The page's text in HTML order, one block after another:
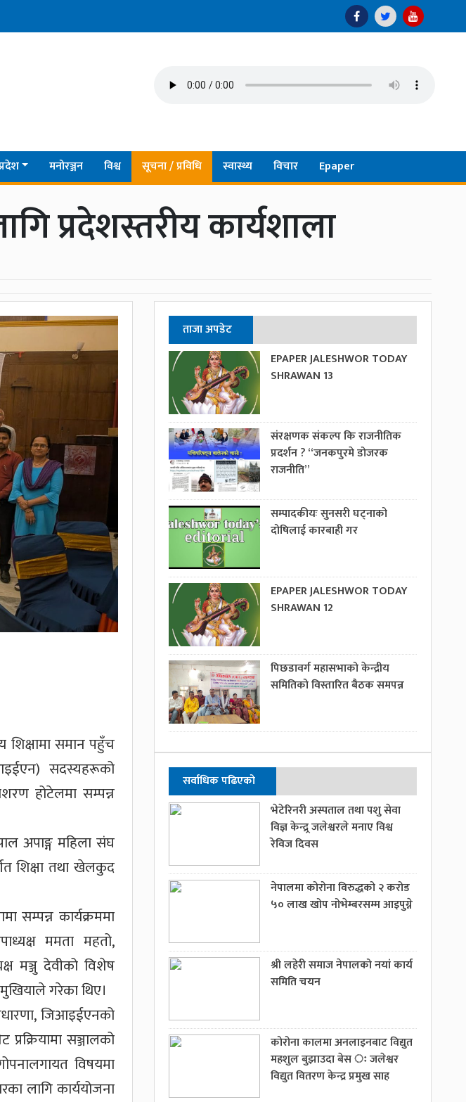
मनोरञ्जन विश्व सूचना / प्रविधि स्वास्थ्य विचार Epaper
प्रदेशस्तरीय कार्यशाला
शिक्षामा समान पहुँच
सदस्यहरूको
होटेलमा सम्पन्न
अपाङ्ग महिला संघ
शिक्षा तथा खेलकुद
सम्पन्न कार्यक्रममा
ममता महतो,
मञ्जु देवीको विशेष
गरेका थिए।
जिआइईएनको
सञ्जालको
विषयमा
लागि कार्ययोजना
ताजा अपडेट
EPAPER JALESHWOR TODAY
SHRAWAN 13
संरक्षणक संकल्प कि राजनीतिक
प्रदर्शन ? “जनकपुरमे डोजरक
राजनीति”
सम्पादकीयः सुनसरी घट्नाको
दोषिलाई कारबाही गर
EPAPER JALESHWOR TODAY
SHRAWAN 12
पिछडावर्ग महासभाको केन्द्रीय
समितिको विस्तारित बैठक समपन्न
सर्वाधिक पढिएको
भेटेरिनरी अस्पताल तथा पशु सेवा
विज्ञ केन्द्र्र जलेश्वरले मनाए विश्व
रेविज दिवस
नेपालमा कोरोना विरुद्धको २ करोड
५० लाख खोप नोभेम्बरसम्म आइपुग्ने
श्री लहेरी समाज नेपालको नयां कार्य
समिति चयन
कोरोना कालमा अनलाइनबाट विद्युत
महशुल बुझाउदा बेस ः जलेश्वर
विद्युत वितरण केन्द्र प्रमुख साह